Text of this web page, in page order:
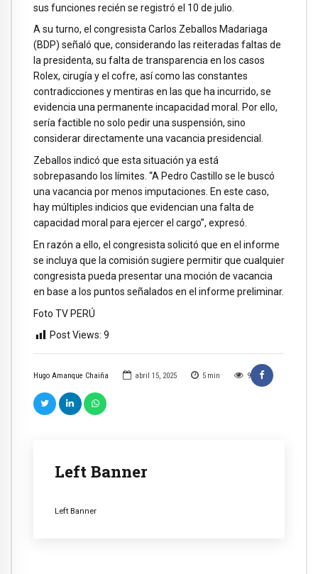
Hugo Amanque Chaiña abril 15, 2025 5 min 9
Left Banner
Left Banner
sus funciones recién se registró el 10 de julio.
A su turno, el congresista Carlos Zeballos Madariaga
(BDP) señaló que, considerando las reiteradas faltas de
la presidenta, su falta de transparencia en los casos
Rolex, cirugía y el cofre, así como las constantes
contradicciones y mentiras en las que ha incurrido, se
evidencia una permanente incapacidad moral. Por ello,
sería factible no solo pedir una suspensión, sino
considerar directamente una vacancia presidencial.
Zeballos indicó que esta situación ya está
sobrepasando los límites. “A Pedro Castillo se le buscó
una vacancia por menos imputaciones. En este caso,
hay múltiples indicios que evidencian una falta de
capacidad moral para ejercer el cargo”, expresó.
En razón a ello, el congresista solicitó que en el informe
se incluya que la comisión sugiere permitir que cualquier
congresista pueda presentar una moción de vacancia
en base a los puntos señalados en el informe preliminar.
Foto TV PERÚ
Post Views: 9